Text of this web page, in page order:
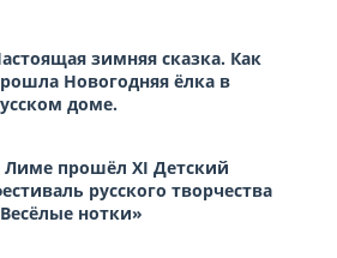
зимняя сказка. Как
Новогодняя ёлка в
доме.
Лиме прошёл XI Детский
русского творчества
нотки»